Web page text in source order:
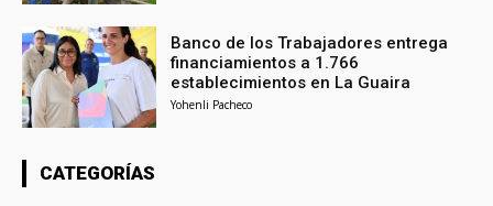
Banco de los Trabajadores entrega
financiamientos a 1.766
establecimientos en La Guaira
Yohenli Pacheco
CATEGORÍAS